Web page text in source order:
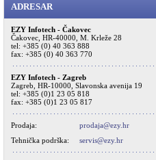
ADRESAR
EZY Infotech - Čakovec
Čakovec, HR-40000, M. Krleže 28
tel: +385 (0) 40 363 888
fax: +385 (0) 40 363 770
EZY Infotech - Zagreb
Zagreb, HR-10000, Slavonska avenija 19
tel: +385 (0)1 23 05 818
fax: +385 (0)1 23 05 817
Prodaja:
prodaja@ezy.hr
Tehnička podrška:
servis@ezy.hr